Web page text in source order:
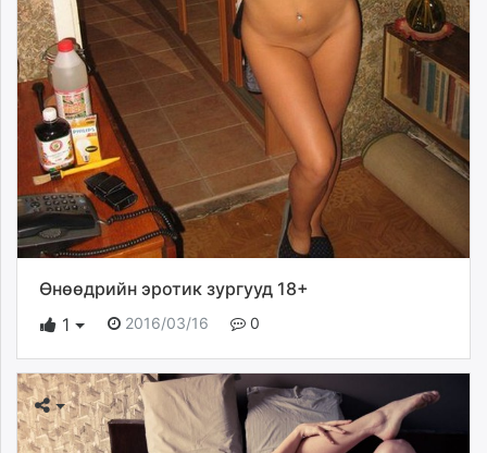
Өнөөдрийн эротик зургууд 18+
1
2016/03/16 0